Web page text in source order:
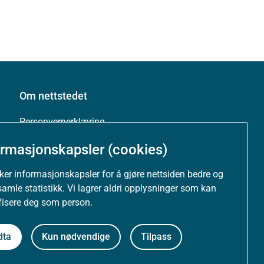
(cookies)
informasjonskapsler for å gjøre nettsiden bedre og
statistikk. Vi lagrer aldri opplysninger som kan
deg som person.
Kun nødvendige Tilpass
Om nettstedet
Personvernerklæring
Tilgjengelighetserklæring (uustatus.no)
Besøksstatistikk og informasjonskapsler
Nyhetsvarsel og abonnement
Åpne data (API)